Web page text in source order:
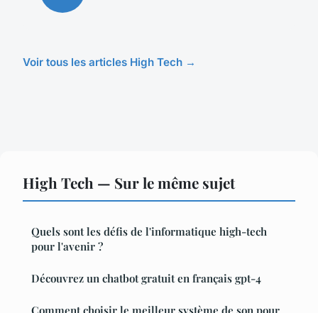
Voir tous les articles High Tech →
High Tech — Sur le même sujet
Quels sont les défis de l'informatique high-tech
pour l'avenir ?
Découvrez un chatbot gratuit en français gpt-4
Comment choisir le meilleur système de son pour